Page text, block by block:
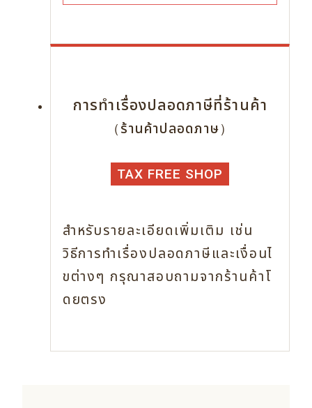
การทำเรื่องปลอดภาษีที่ร้านค้า
（ร้านค้าปลอดภาษ）
TAX FREE SHOP
สำหรับรายละเอียดเพิ่มเติม เช่น
วิธีการทำเรื่องปลอดภาษีและเงื่อนไ
ขต่างๆ กรุณาสอบถามจากร้านค้าโ
ดยตรง